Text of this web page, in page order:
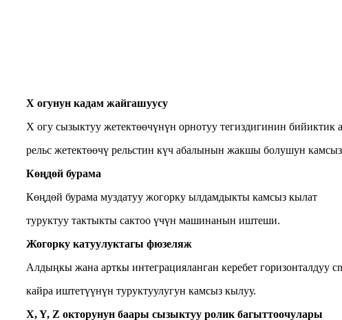
X огунун кадам жайгашуусу
X огу сызыктуу жетектөөчүнүн орнотуу тегиздигинин бийиктик
рельс жетектөөчү рельстин күч абалынын жакшы болушун
Көңдөй бурама
Көңдөй бурама муздатуу жогорку ылдамдыкты камсыз кылат
туруктуу тактыкты сактоо үчүн машинанын иштеши.
Жогорку катуулуктагы фюзеляж
Алдыңкы жана арткы интеграцияланган керебет
кайра иштетүүнүн туруктуулугун камсыз кылуу.
X, Y, Z окторунун баары сызыктуу ролик багыттоочулары